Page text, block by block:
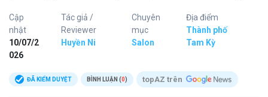
Cập
nhật
10/07/2
026
Tác giả /
Reviewer
Huyền Ni
Chuyên
mục
Salon
Địa điểm
Thành phố
Tam Kỳ
ĐÃ KIỂM DUYỆT BÌNH LUẬN (0) topAZ trên